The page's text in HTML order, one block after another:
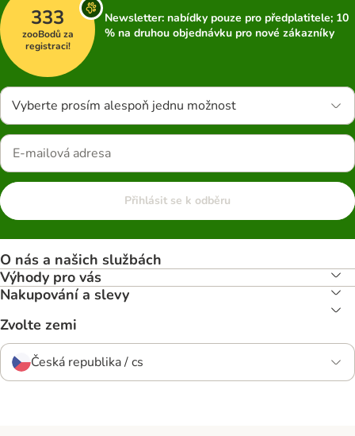
333
zooBodů za
registraci!
Newsletter: nabídky pouze pro předplatitele; 10
% na druhou objednávku pro nové zákazníky
Vyberte prosím alespoň jednu možnost
Přihlásit se k odběru
O nás a našich službách
Výhody pro vás
Nakupování a slevy
Zvolte zemi
Česká republika / cs